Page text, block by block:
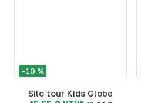
-10 %
Silo tour Kids Globe